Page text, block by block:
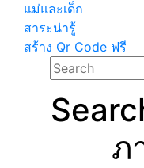
แม่และเด็ก
สาระน่ารู้
สร้าง Qr Code ฟรี
ภ